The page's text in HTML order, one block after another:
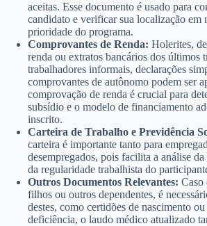
aceitas. Esse documento é usado para
candidato e verificar sua localização em
prioridade do programa.
Comprovantes de Renda: Holerites,
renda ou extratos bancários dos últimos
trabalhadores informais, declarações
comprovantes de autônomo podem ser
comprovação de renda é crucial para
subsídio e o modelo de financiamento
inscrito.
Carteira de Trabalho e Previdência
carteira é importante tanto para
desempregados, pois facilita a análise
da regularidade trabalhista do
Outros Documentos Relevantes: Caso
filhos ou outros dependentes, é
destes, como certidões de nascimento
deficiência, o laudo médico atualizado